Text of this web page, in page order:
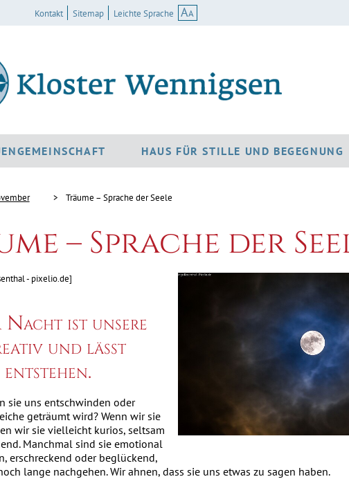
Kontakt Sitemap Leichte Sprache AA
HAUS FÜR STILLE UND BEGEGNUNG
Träume – Sprache der Seele
– Sprache der
- pixelio.de]
Nacht ist unsere
und lässt
sie uns entschwinden oder
geträumt wird? Wenn wir sie
wir sie vielleicht kurios, seltsam
Manchmal sind sie emotional
erschreckend oder beglückend,
lange nachgehen. Wir ahnen, dass sie uns etwas zu sagen haben.